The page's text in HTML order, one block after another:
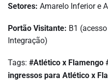
Setores: Amarelo Inferior e
Portão Visitante: B1
Integração)
Tags: #Atlético x Flamengo
ingressos para Atlético x